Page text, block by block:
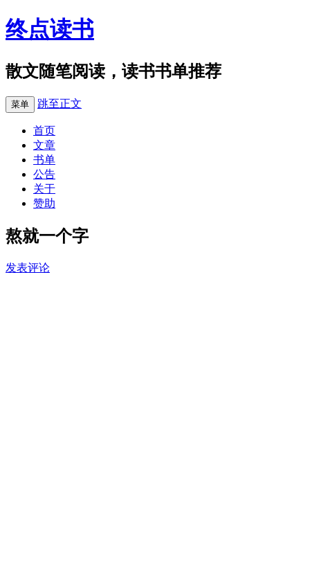
终点读书
散文随笔阅读，读书书单推荐
菜单 跳至正文
首页
文章
书单
公告
关于
赞助
熬就一个字
发表评论